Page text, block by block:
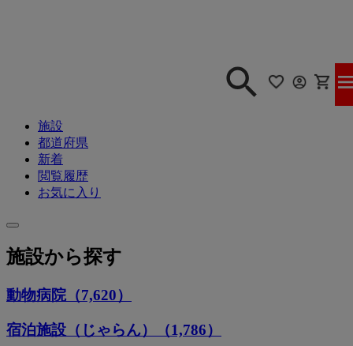
施設
都道府県
新着
閲覧履歴
お気に入り
施設から探す
動物病院（7,620）
宿泊施設（じゃらん）（1,786）